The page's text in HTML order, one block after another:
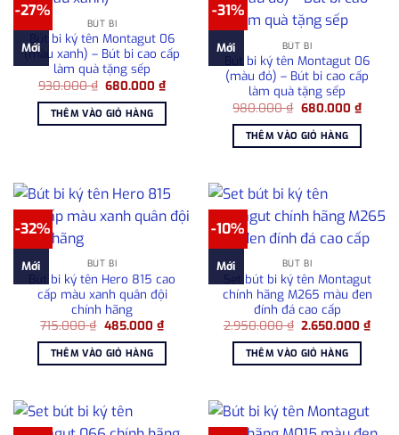
-27%
Mới
BÚT BI
Bút bi ký tên Montagut 06
(màu xanh) – Bút bi cao cấp
làm quà tặng sếp
930.000₫ Giá
là:
930.000 ₫.
680.000₫Giá
hiện
680.000 ₫.
THÊM VÀO GIỎ HÀNG
-31%
Mới BÚT BI
Bút bi ký tên Montagut 06
(màu đỏ) – Bút bi cao cấp
làm quà tặng sếp
980.000₫ Giá
là:
980.000 ₫.
680.000 ₫Giá
hiện
THÊM VÀO GIỎ HÀNG
-32%
Mới BÚT BI
Bút bi ký tên Hero 815 cao
cấp màu xanh quân đội
chính hãng
715.000₫ Giá
là:
715.000 ₫.
485.000 ₫Giá
hiện
tại
485.000 ₫.
THÊM VÀO GIỎ HÀNG
-10%
Mới BÚT BI
Set bút bi ký tên Montagut
chính hãng M265 màu đen
đính đá cao cấp
2.950.000₫ Giá
là:
2.950.000 ₫.
2.650.000₫Giá
hiện
THÊM VÀO GIỎ HÀNG